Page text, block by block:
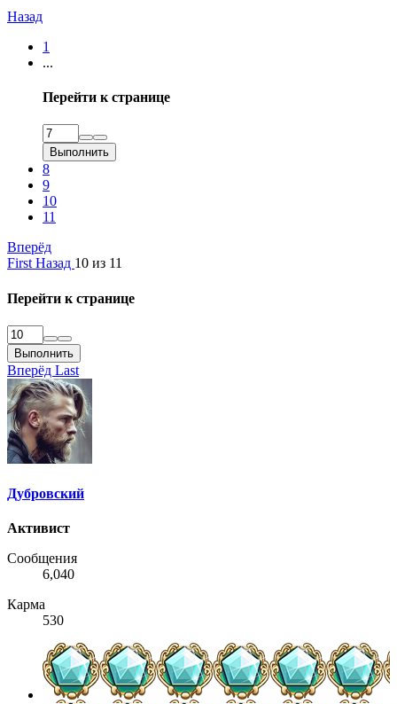
Назад
1
...
Перейти к странице
Выполнить
8
9
10
11
Вперёд
First Назад 10 из 11
Перейти к странице
Выполнить
Вперёд Last
Дубровский
Активист
Сообщения
6,040
Карма
530